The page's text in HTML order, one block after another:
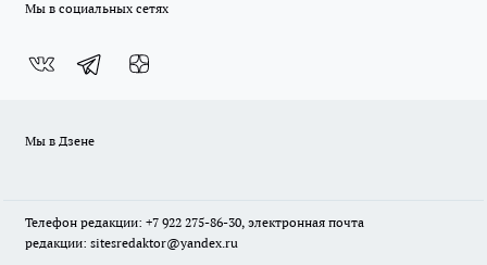
Мы в социальных сетях
Мы в Дзене
Телефон редакции: +7 922 275-86-30, электронная почта
редакции: sitesredaktor@yandex.ru